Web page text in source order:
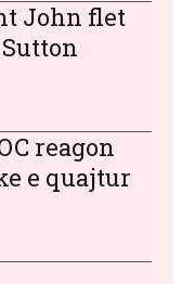
John flet
reagon
e quajtur